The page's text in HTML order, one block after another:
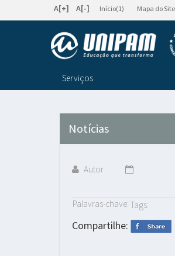
A[+] A[-] Início(1) Mapa do
Serviços
Notícias
Autor:
Palavras-chave: Tags:
Compartilhe: